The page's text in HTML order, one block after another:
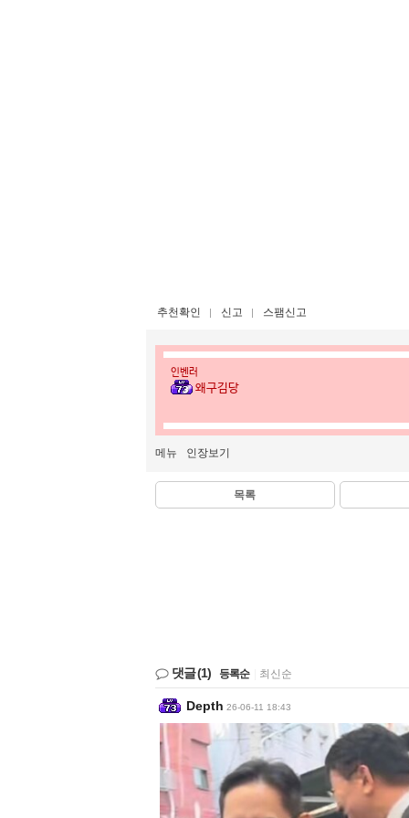
추천확인 신고 스팸신고
인벤러
왜구김당
메뉴 인장보기
목록
댓글(1) 등록순 최신순
Depth 26-06-11 18:43